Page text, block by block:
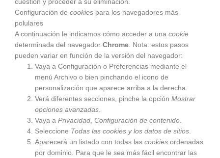
cuestión y proceder a su eliminación.
Configuración de cookies para los navegadores más
polulares
A continuación le indicamos cómo acceder a una cookie
determinada del navegador Chrome . Nota: estos pasos
pueden variar en función de la versión del navegador:
Vaya a Configuración o Preferencias mediante el
menú Archivo o bien pinchando el icono de
personalización que aparece arriba a la derecha.
Verá diferentes secciones, pinche la opciónMostrar
opciones avanzadas
Vaya aPrivacidad ,Configuración de contenido
Seleccione Todas lascookies y los datos de sitios
Aparecerá un listado con todas lascookies ordenadas
por dominio. Para que le sea más fácil encontrar las